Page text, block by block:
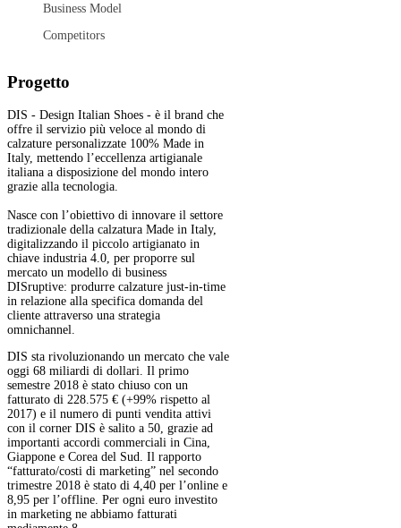
Business Model
Competitors
Progetto
DIS - Design Italian Shoes - è il brand che
offre il servizio più veloce al mondo di
calzature personalizzate 100% Made in
Italy, mettendo l’eccellenza artigianale
italiana a disposizione del mondo intero
grazie alla tecnologia.
Nasce con l’obiettivo di innovare il settore
tradizionale della calzatura Made in Italy,
digitalizzando il piccolo artigianato in
chiave industria 4.0, per proporre sul
mercato un modello di business
DISruptive: produrre calzature just-in-time
in relazione alla specifica domanda del
cliente attraverso una strategia
omnichannel.
DIS sta rivoluzionando un mercato che vale
oggi 68 miliardi di dollari. Il primo
semestre 2018 è stato chiuso con un
fatturato di 228.575 € (+99% rispetto al
2017) e il numero di punti vendita attivi
con il corner DIS è salito a 50, grazie ad
importanti accordi commerciali in Cina,
Giappone e Corea del Sud. Il rapporto
“fatturato/costi di marketing” nel secondo
trimestre 2018 è stato di 4,40 per l’online e
8,95 per l’offline. Per ogni euro investito
in marketing ne abbiamo fatturati